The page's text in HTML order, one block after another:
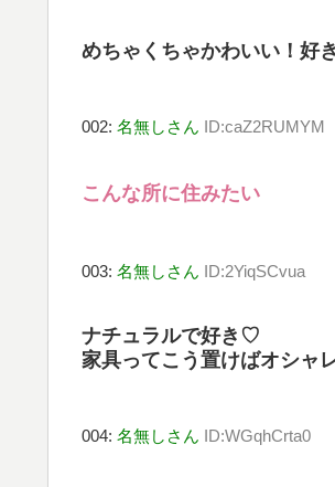
めちゃくちゃかわいい！好
002: 名無しさん ID:caZ2RUMYM
こんな所に住みたい
003: 名無しさん ID:2YiqSCvua
ナチュラルで好き♡
家具ってこう置けばオシャ
004: 名無しさん ID:WGqhCrta0